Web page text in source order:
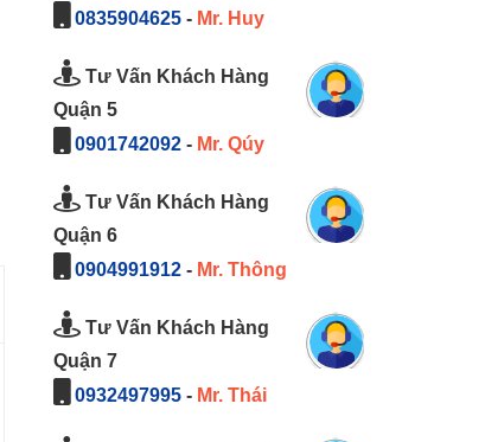
0835904625- Mr. Huy
Tư Vấn Khách Hàng
Quận 5
0901742092- Mr. Qúy
Tư Vấn Khách Hàng
Quận 6
0904991912- Mr. Thông
Tư Vấn Khách Hàng
Quận 7
0932497995- Mr. Thái